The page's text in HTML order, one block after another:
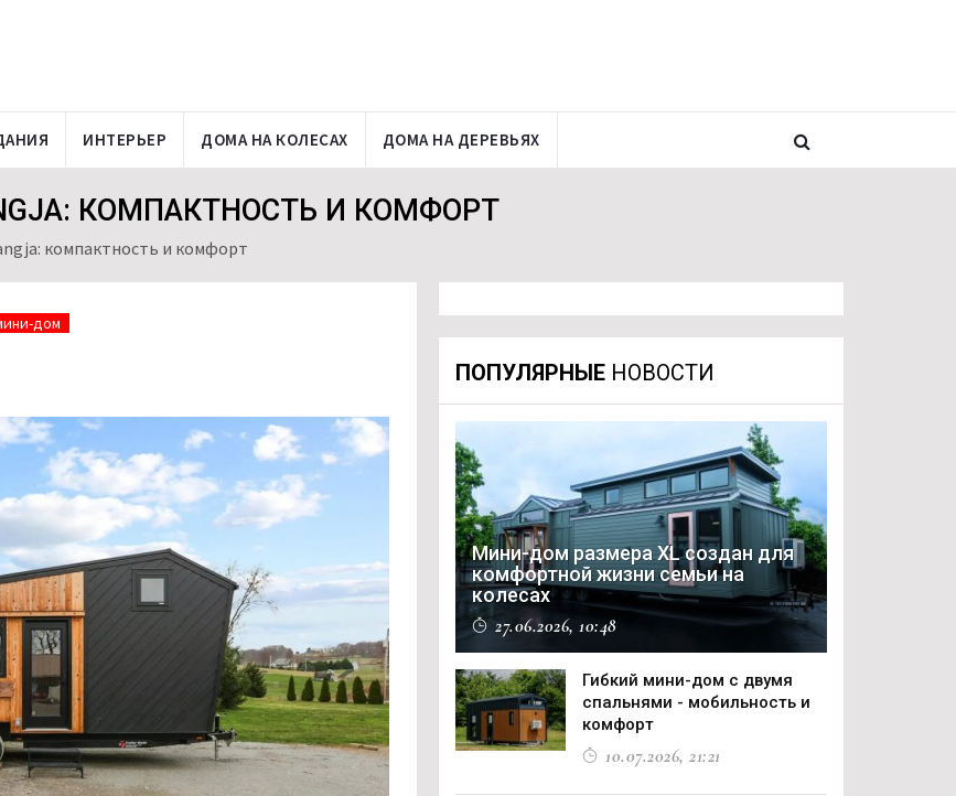
ИНТЕРЬЕР ДОМА НА КОЛЕСАХ ДОМА НА ДЕРЕВЬЯХ
КОМПАКТНОСТЬ И КОМФОРТ
компактность и комфорт
дом
ПОПУЛЯРНЫЕ НОВОСТИ
Мини-дом размера XL создан для
комфортной жизни семьи на
колесах
27.06.2026, 10:48
Гибкий мини-дом с двумя
спальнями - мобильность и
комфорт
10.07.2026, 21:21